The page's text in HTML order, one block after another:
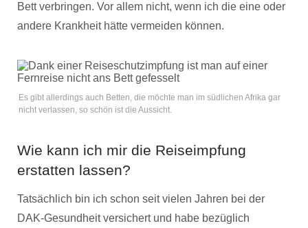
Bett verbringen. Vor allem nicht, wenn ich die eine oder
andere Krankheit hätte vermeiden können.
Es gibt allerdings auch Betten, die möchte man im südlichen Afrika gar
nicht verlassen, so schön ist die Aussicht.
Wie kann ich mir die Reiseimpfung
erstatten lassen?
Tatsächlich bin ich schon seit vielen Jahren bei der
DAK-Gesundheit versichert und habe bezüglich